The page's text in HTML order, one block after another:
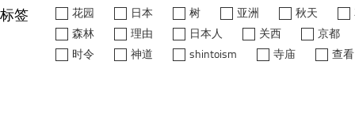
标签 花园 日本 树 亚洲 秋天
森林
理由 日本人 关西
京都
时令
神道 shintoism 寺庙 查看